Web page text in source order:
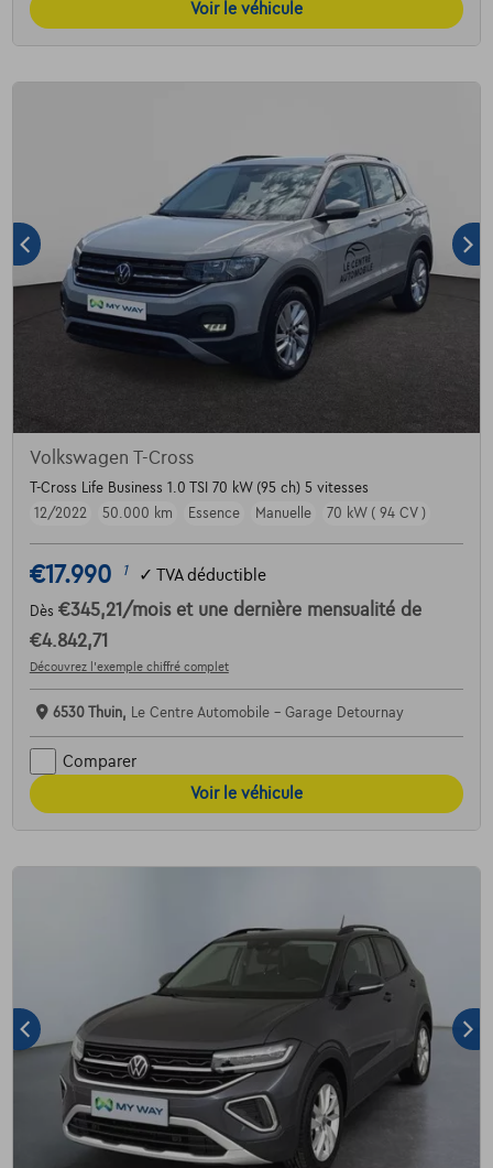
Voir le véhicule
Volkswagen T-Cross
T-Cross Life Business 1.0 TSI 70 kW (95 ch) 5 vitesses
12/2022
50.000 km Essence Manuelle 70 kW ( 94 CV )
€17.990 1 ✓ TVA déductible
Dès €345,21 /mois et une dernière mensualité de
€4.842,71
Découvrez l’exemple chiffré complet
6530 Thuin, Le Centre Automobile - Garage Detournay
Comparer
Voir le véhicule